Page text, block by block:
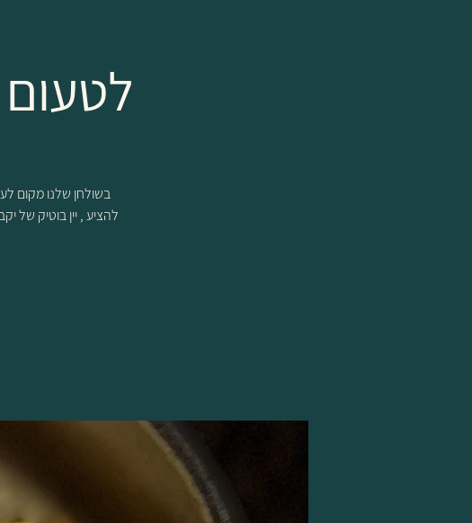
להציע , יין בוטיק של